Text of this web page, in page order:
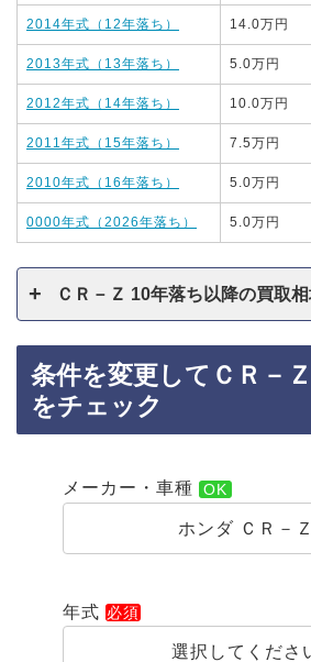
2014年式（12年落ち） 14.0万円
2013年式（13年落ち） 5.0万円
2012年式（14年落ち） 10.0万円
2011年式（15年落ち） 7.5万円
2010年式（16年落ち） 5.0万円
0000年式（2026年落ち） 5.0万円
ＣＲ－Ｚ 10年落ち以降の買取
条件を変更してＣＲ－
をチェック
メーカー・車種
ホンダ ＣＲ－Ｚ
年式
選択してくださ